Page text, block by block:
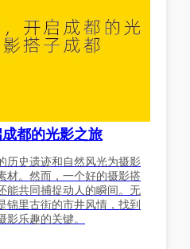
都的光影之旅
历史遗迹和自然风光为摄影
材。然而，一个好的摄影搭
能共同捕捉动人的瞬间。无
锦里古街的市井风情，找到
乐趣的关键。